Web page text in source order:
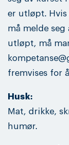
er utløpt. Hvis
må melde
utløpt, må
fremvises for
Husk:
Mat, drikke,
humør.